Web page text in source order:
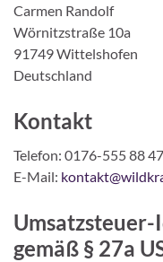
Carmen Randolf
Wörnitzstraße 10a
91749 Wittelshofen
Deutschland
Kontakt
Telefon: 0176-555 88
E-Mail:
gemäß § 27a